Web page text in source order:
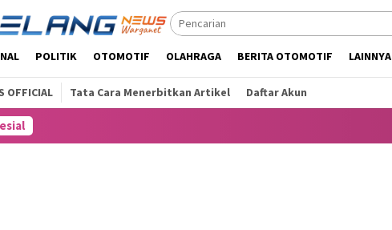
POLITIK OTOMOTIF OLAHRAGA BERITA OTOMOTIF LAINNYA
OFFICIAL Tata Cara Menerbitkan Artikel Daftar Akun